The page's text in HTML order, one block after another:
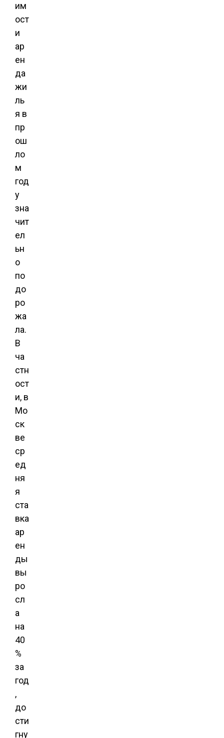
им
ост
и
ар
ен
да
жи
ль
я в
пр
ош
ло
м
год
у
зна
чит
ел
ьн
о
по
до
ро
жа
ла.
В
ча
стн
ост
и, в
Мо
ск
ве
ср
ед
ня
я
ста
вка
ар
ен
ды
вы
ро
сл
а
на
40
%
за
год
,
до
сти
гну